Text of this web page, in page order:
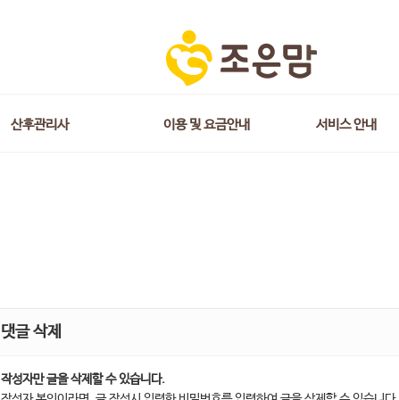
산후관리사 이용 및 요금안내 서비스 안내
댓글 삭제
작성자만 글을 삭제할 수 있습니다.